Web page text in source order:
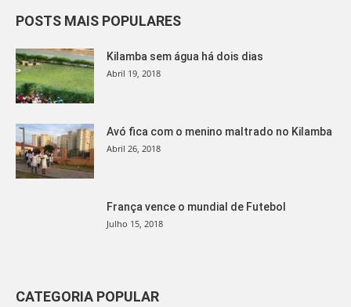
POSTS MAIS POPULARES
Kilamba sem água há dois dias
Abril 19, 2018
Avó fica com o menino maltrado no Kilamba
Abril 26, 2018
França vence o mundial de Futebol
Julho 15, 2018
CATEGORIA POPULAR